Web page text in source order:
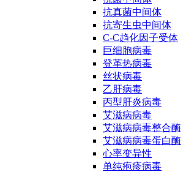
抗真菌中间体
抗寄生虫中间体
C-C趋化因子受体
巨细胞病毒
登革热病毒
丝状病毒
乙肝病毒
丙型肝炎病毒
艾滋病病毒
艾滋病病毒整合酶
艾滋病病毒蛋白酶
心率变异性
单纯疱疹病毒